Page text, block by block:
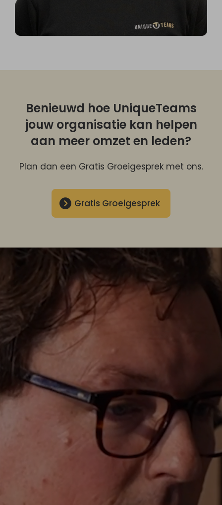
Benieuwd hoe UniqueTeams
jouw organisatie kan helpen
aan meer omzet en leden?
Plan dan een Gratis Groeigesprek met ons.
Gratis Groeigesprek